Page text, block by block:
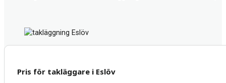
Pris för takläggare i Eslöv